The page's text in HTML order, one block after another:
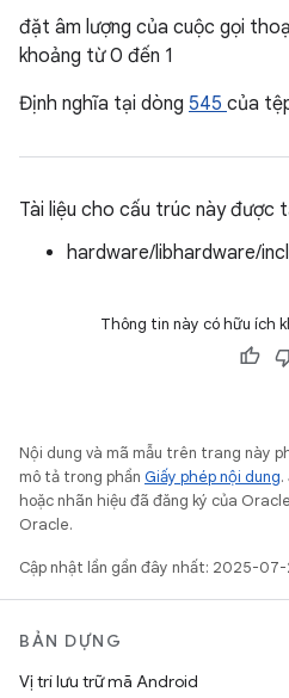
đặt âm lượng của cuộc gọi
khoảng từ 0 đến 1
Định nghĩa tại dòng 545 của
Tài liệu cho cấu trúc này được
hardware/libhardware/
Thông tin này có hữu ích
Nội dung và mã mẫu trên trang này
mô tả trong phần Giấy phép nội dung
hoặc nhãn hiệu đã đăng ký của
Oracle.
Cập nhật lần gần đây nhất: 2025-07-
BẢN DỰNG
Vị trí lưu trữ mã Android